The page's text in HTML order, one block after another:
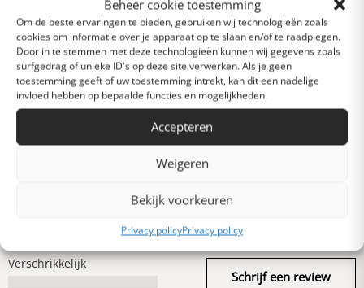
Beheer cookie toestemming
Om de beste ervaringen te bieden, gebruiken wij technologieën zoals
cookies om informatie over je apparaat op te slaan en/of te raadplegen.
Door in te stemmen met deze technologieën kunnen wij gegevens zoals
surfgedrag of unieke ID's op deze site verwerken. Als je geen
toestemming geeft of uw toestemming intrekt, kan dit een nadelige
invloed hebben op bepaalde functies en mogelijkheden.
Accepteren
Weigeren
Bekijk voorkeuren
Privacy policyPrivacy policy
basis van 0 reviews)
Uitstekend
Heel goed
Verschrikkelijk
Schrijf een review